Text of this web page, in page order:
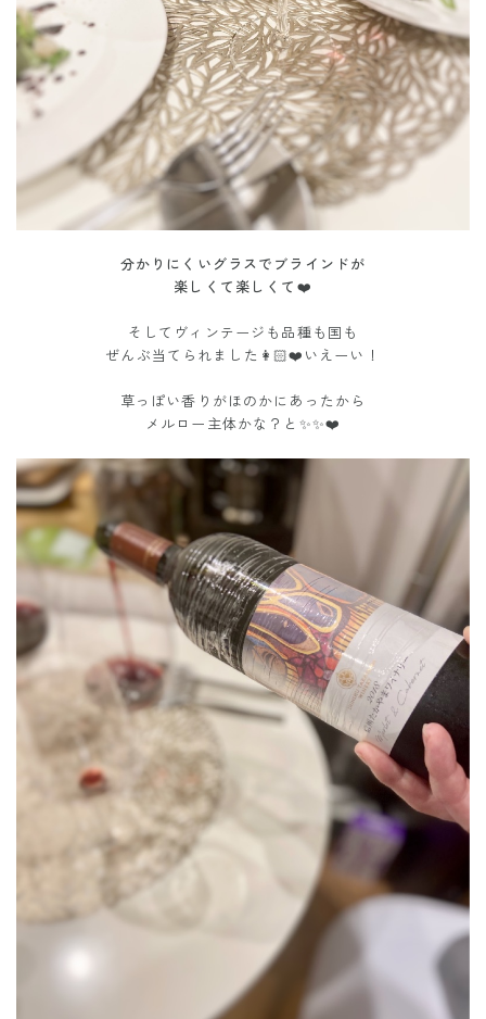
分かりにくいグラスでブラインドが
楽しくて楽しくて❤️
そしてヴィンテージも品種も国も
ぜんぶ当てられました👩🏻❤️いえーい！
草っぽい香りがほのかにあったから
メルロー主体かな？と✨✨❤️